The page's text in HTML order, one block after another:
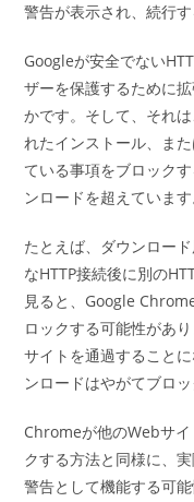
警告が表示され、続行
Googleが安全でない
ザーを保護するために
かです。そして、それ
れたインストール、ま
ている事項をブロック
ンロードを超えています
たとえば、ダウンロー
なHTTP接続後に別の
見ると、Google
ロックする可能性があ
サイトを通過すること
ンロードはやがてブロッ
Chromeが他のWebサ
クする方法と同様に、
警告として機能する可